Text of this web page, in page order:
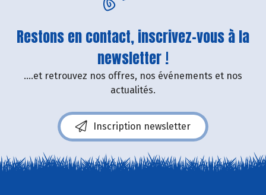
Restons en contact, inscrivez-vous à la
newsletter !
....et retrouvez nos offres, nos événements et nos
actualités.
Inscription newsletter